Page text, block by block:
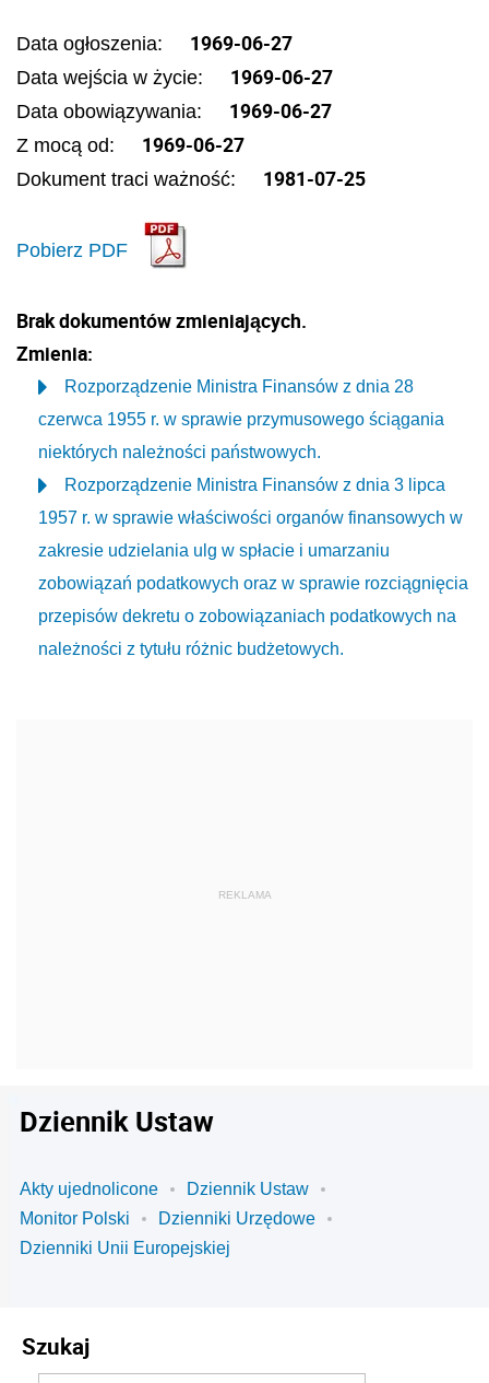
Data ogłoszenia: 1969-06-27
Data wejścia w życie: 1969-06-27
Data obowiązywania: 1969-06-27
Z mocą od: 1969-06-27
Dokument traci ważność: 1981-07-25
Pobierz PDF
Brak dokumentów zmieniających.
Zmienia:
Rozporządzenie Ministra Finansów z dnia 28
czerwca 1955 r. w sprawie przymusowego ściągania
niektórych należności państwowych.
Rozporządzenie Ministra Finansów z dnia 3 lipca
1957 r. w sprawie właściwości organów finansowych w
zakresie udzielania ulg w spłacie i umarzaniu
zobowiązań podatkowych oraz w sprawie rozciągnięcia
przepisów dekretu o zobowiązaniach podatkowych na
należności z tytułu różnic budżetowych.
Dziennik Ustaw
Akty ujednolicone
Dziennik Ustaw
Monitor Polski
Dzienniki Urzędowe
Dzienniki Unii Europejskiej
Szukaj